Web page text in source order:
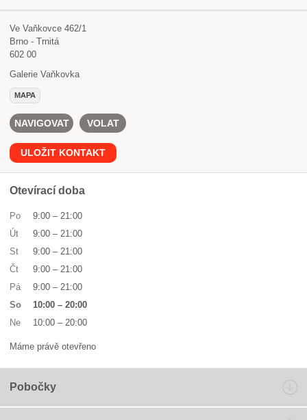
Ve Vaňkovce 462/1
Brno - Trnitá
602 00
Galerie Vaňkovka
MAPA
NAVIGOVAT VOLAT
ULOŽIT KONTAKT
Otevírací doba
Po 9:00 – 21:00
Út
9:00 – 21:00
St
9:00 – 21:00
Čt
9:00 – 21:00
Pá
9:00 – 21:00
So
10:00 – 20:00
Ne
10:00 – 20:00
Máme právě otevřeno
Pobočky